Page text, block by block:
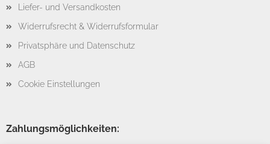
Liefer- und Versandkosten
Widerrufsrecht & Widerrufsformular
Privatsphäre und Datenschutz
AGB
Cookie Einstellungen
Zahlungsmöglichkeiten: